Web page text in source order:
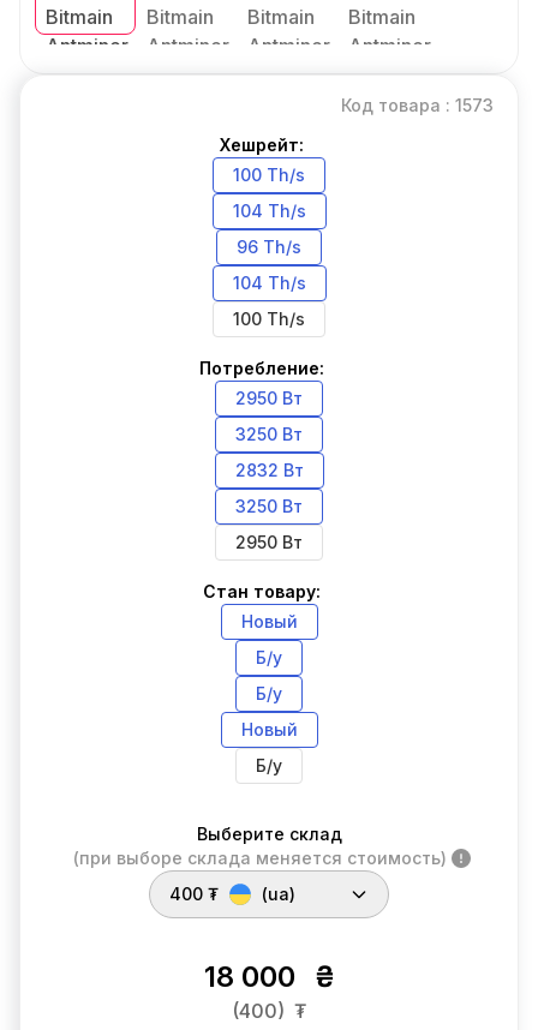
Код товара : 1573
Хешрейт:
100 Th/s
104 Th/s
96 Th/s
104 Th/s
100 Th/s
Потребление:
2950 Вт
3250 Вт
2832 Вт
3250 Вт
2950 Вт
Стан товару:
Новый
Б/у
Б/у
Новый
Б/у
Выберите склад
(при выборе склада меняется стоимость)
400 ₮
(ua)
18 000 ₴
(400) ₮